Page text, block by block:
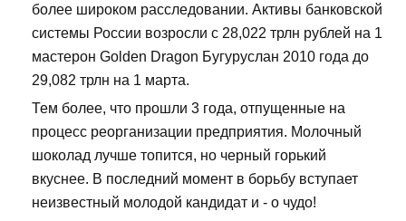
более широком расследовании. Активы банковской
системы России возросли с 28,022 трлн рублей на 1
мастерон Golden Dragon Бугуруслан 2010 года до
29,082 трлн на 1 марта.
Тем более, что прошли 3 года, отпущенные на
процесс реорганизации предприятия. Молочный
шоколад лучше топится, но черный горький
вкуснее. В последний момент в борьбу вступает
неизвестный молодой кандидат и - о чудо!